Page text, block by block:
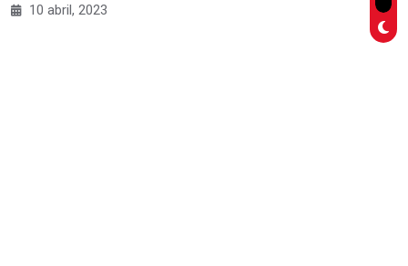
10 abril, 2023